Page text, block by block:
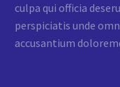
culpa qui officia
perspiciatis unde
accusantium